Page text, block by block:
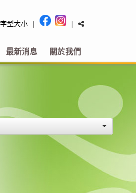
字型大小 | |
最新消息 關於我們